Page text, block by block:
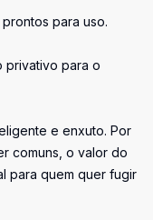
para uso.
privativo para o
e enxuto. Por
comuns, o valor do
para quem quer fugir